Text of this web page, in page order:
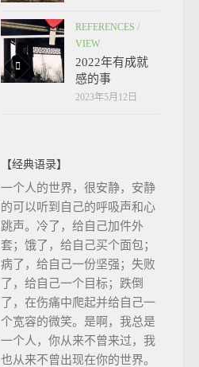
REFERENCES /
VIEW
2022年有成就
感的事
2023年5月12日
【经典语录】
一个人的世界，很安静，安静
的可以听到自己的呼吸声和心
跳声。冷了，给自己加件外
套；饿了，给自己买个面包；
病了，给自己一份坚强；失败
了，给自己一个目标；跌倒
了，在伤痛中爬起并给自己一
个宽容的微笑。是啊，我总是
一个人，你从来不曾来过，我
也从来不曾出现在你的世界。